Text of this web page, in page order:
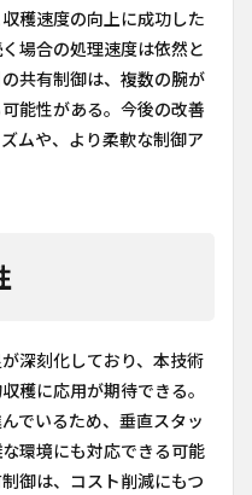
穫速度の向上に成功した
場合の処理速度は依然と
共有制御は、複数の腕が
能性がある。今後の改善
ムや、より柔軟な制御ア
深刻化しており、本技術
穫に応用が期待できる。
でいるため、垂直スタッ
環境にも対応できる可能
御は、コスト削減にもつ